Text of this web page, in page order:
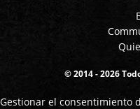
© 2014 - 2026
Gestionar el consentimiento